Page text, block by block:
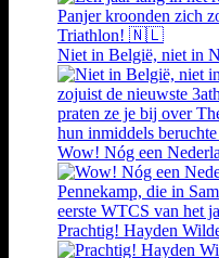
Niet in België, niet in
Wow! Nóg een
Prachtig! Hayden